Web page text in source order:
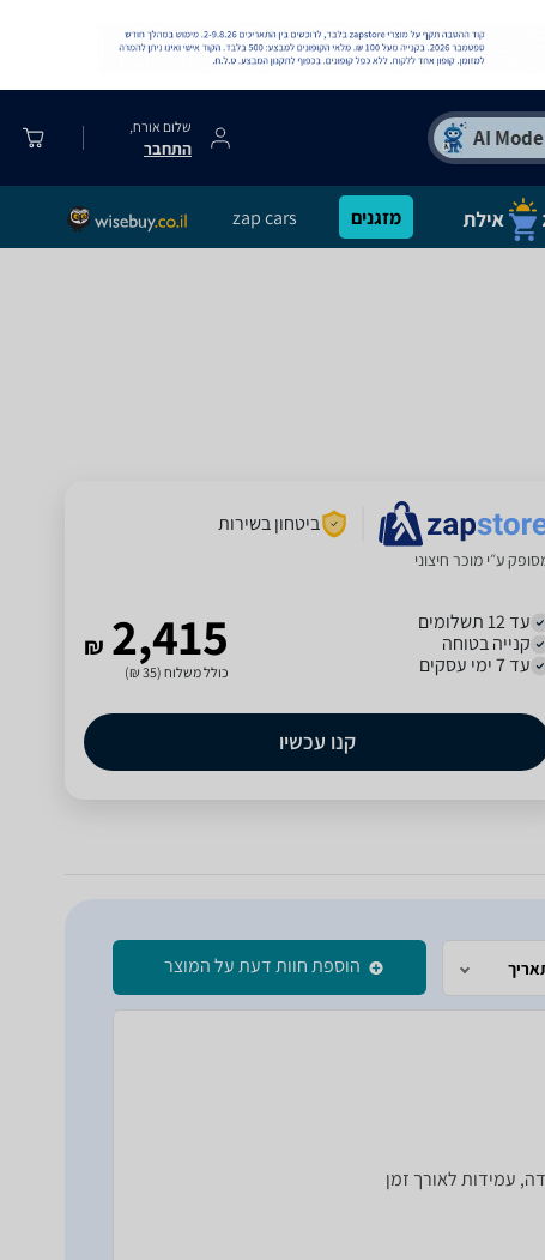
שלום אורח,
התחבר
מזגנים zap cars
ביטחון בשירות
ע״י מוכר חיצוני
עד 12 תשלומים
קנייה בטוחה
עד 7 ימי עסקים
₪ 2,415
כולל משלוח (35 ₪)
קנו עכשיו
הוספת חוות דעת על המוצר
עמידות לאורך זמן